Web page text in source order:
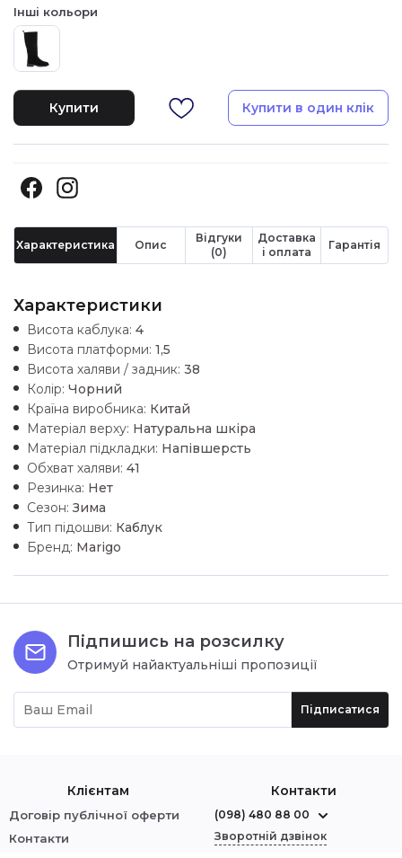
Інші кольори
Купити Купити в один клік
Характеристика Опис
Відгуки
(0)
Доставка
і оплата
Гарантія
Характеристики
Висота каблука: 4
Висота платформи: 1,5
Висота халяви / задник: 38
Колір: Чорний
Країна виробника: Китай
Матеріал верху: Натуральна шкiра
Матеріал підкладки: Напівшерсть
Обхват халяви: 41
Резинка: Нет
Сезон: Зима
Тип підошви: Каблук
Бренд: Marigo
Підпишись на розсилку
Отримуй найактуальніші пропозиції
Підписатися
Клієнтам
Договір публічної оферти
Контакти
Контакти
(098) 480 88 00
Зворотній дзвінок